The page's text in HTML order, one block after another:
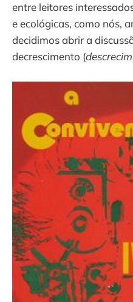
entre leitores
e ecológicas, como nós,
decidimos abrir a
decrescimento (